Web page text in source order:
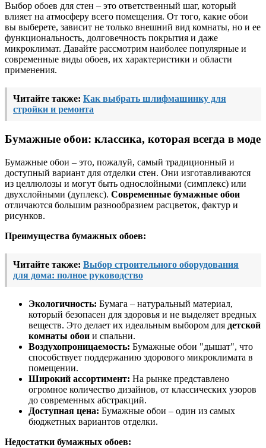
Выбор обоев для стен – это ответственный шаг, который
влияет на атмосферу всего помещения. От того, какие обои
вы выберете, зависит не только внешний вид комнаты, но и ее
функциональность, долговечность покрытия и даже
микроклимат. Давайте рассмотрим наиболее популярные и
современные виды обоев, их характеристики и области
применения.
Читайте также: Как выбрать шлифмашинку для
стройки и ремонта
Бумажные обои: классика, которая всегда в моде
Бумажные обои – это, пожалуй, самый традиционный и
доступный вариант для отделки стен. Они изготавливаются
из целлюлозы и могут быть однослойными (симплекс) или
двухслойными (дуплекс). Современные бумажные обои
отличаются большим разнообразием расцветок, фактур и
рисунков.
Преимущества бумажных обоев:
Читайте также: Выбор строительного оборудования
для дома: полное руководство
Экологичность: Бумага – натуральный материал,
который безопасен для здоровья и не выделяет вредных
веществ. Это делает их идеальным выбором для детской
комнаты обои и спальни.
Воздухопроницаемость: Бумажные обои "дышат", что
способствует поддержанию здорового микроклимата в
помещении.
Широкий ассортимент: На рынке представлено
огромное количество дизайнов, от классических узоров
до современных абстракций.
Доступная цена: Бумажные обои – один из самых
бюджетных вариантов отделки.
Недостатки бумажных обоев: